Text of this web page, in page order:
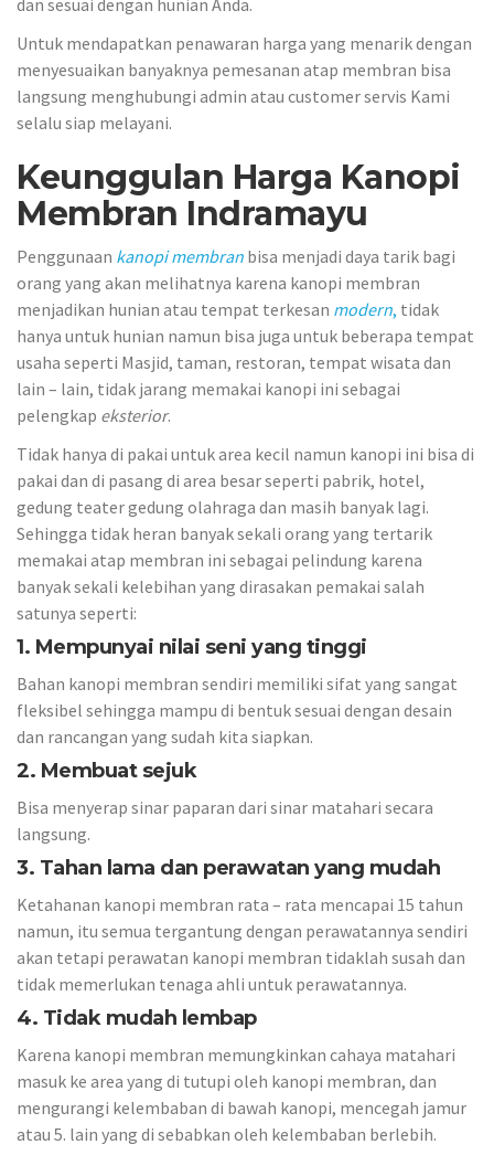
dan sesuai dengan hunian Anda.
Untuk mendapatkan penawaran harga yang menarik dengan
menyesuaikan banyaknya pemesanan atap membran bisa
langsung menghubungi admin atau customer servis Kami
selalu siap melayani.
Keunggulan Harga Kanopi
Membran Indramayu
Penggunaan kanopi membran bisa menjadi daya tarik bagi
orang yang akan melihatnya karena kanopi membran
menjadikan hunian atau tempat terkesan modern, tidak
hanya untuk hunian namun bisa juga untuk beberapa tempat
usaha seperti Masjid, taman, restoran, tempat wisata dan
lain – lain, tidak jarang memakai kanopi ini sebagai
pelengkap eksterior.
Tidak hanya di pakai untuk area kecil namun kanopi ini bisa di
pakai dan di pasang di area besar seperti pabrik, hotel,
gedung teater gedung olahraga dan masih banyak lagi.
Sehingga tidak heran banyak sekali orang yang tertarik
memakai atap membran ini sebagai pelindung karena
banyak sekali kelebihan yang dirasakan pemakai salah
satunya seperti:
1. Mempunyai nilai seni yang tinggi
Bahan kanopi membran sendiri memiliki sifat yang sangat
fleksibel sehingga mampu di bentuk sesuai dengan desain
dan rancangan yang sudah kita siapkan.
2. Membuat sejuk
Bisa menyerap sinar paparan dari sinar matahari secara
langsung.
3. Tahan lama dan perawatan yang mudah
Ketahanan kanopi membran rata – rata mencapai 15 tahun
namun, itu semua tergantung dengan perawatannya sendiri
akan tetapi perawatan kanopi membran tidaklah susah dan
tidak memerlukan tenaga ahli untuk perawatannya.
4. Tidak mudah lembap
Karena kanopi membran memungkinkan cahaya matahari
masuk ke area yang di tutupi oleh kanopi membran, dan
mengurangi kelembaban di bawah kanopi, mencegah jamur
atau 5. lain yang di sebabkan oleh kelembaban berlebih.